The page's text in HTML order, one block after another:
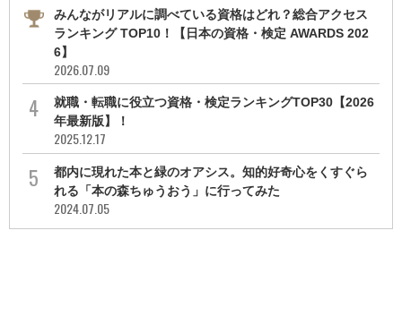
みんながリアルに調べている資格はどれ？総合アクセス
ランキング TOP10！【日本の資格・検定 AWARDS 202
6】
2026.07.09
就職・転職に役立つ資格・検定ランキングTOP30【2026
年最新版】！
2025.12.17
都内に現れた本と緑のオアシス。知的好奇心をくすぐら
れる「本の森ちゅうおう」に行ってみた
2024.07.05